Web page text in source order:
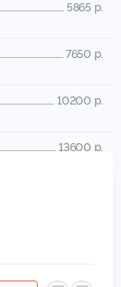
5865 р.
7650 р.
10200 р.
13600 р.